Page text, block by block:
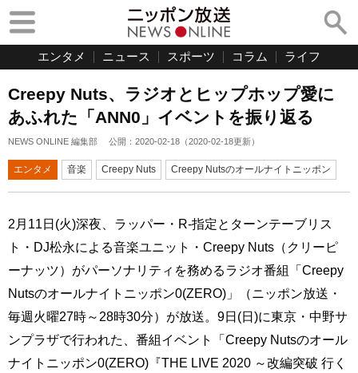
エンタメ ニュース スポーツ コラム ライフ
Creepy Nuts、ラジオとヒップホップ愛に
あふれた「ANN0」イベントを振り返る
NEWS ONLINE 編集部 公開： 2020-02-18 （2020-02-18更新）
エンタメ 音楽 Creepy Nuts Creepy Nutsのオールナイトニッポン
2月11日(火)深夜、ラッパー・R-指定とターンテーブリス
ト・DJ松永による音楽ユニット・Creepy Nuts（クリーピ
ーナッツ）がパーソナリティを務めるラジオ番組「Creepy
Nutsのオールナイトニッポン0(ZERO)」（ニッポン放送・
毎週火曜27時～28時30分）が放送。9日(日)に東京・中野サ
ンプラザで行われた、番組イベント「Creepy Nutsのオール
ナイトニッポン0(ZERO)『THE LIVE 2020 ～改編突破 行く